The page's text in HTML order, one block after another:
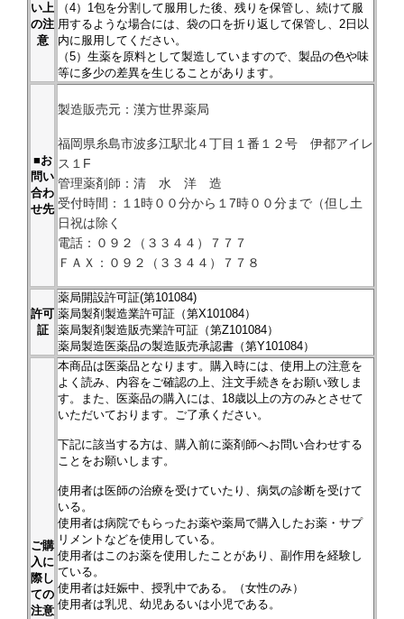
い上
の注
意
（4）1包を分割して服用した後、残りを保管し、続けて服
用するような場合には、袋の口を折り返して保管し、2日以
内に服用してください。
（5）生薬を原料として製造していますので、製品の色や味
等に多少の差異を生じることがあります。
■お
問い
合わ
せ先
製造販売元：漢方世界薬局
福岡県糸島市波多江駅北４丁目１番１２号 伊都アイレ
ス１F
管理薬剤師：清 水 洋 造
受付時間：１1時００分から１7時００分まで（但し土
日祝は除く
電話：０９２（３３４４）７７７
ＦＡＸ：０９２（３３４４）７７８
許可
証
薬局開設許可証(第101084)
薬局製剤製造業許可証（第X101084）
薬局製剤製造販売業許可証（第Z101084）
薬局製造医薬品の製造販売承認書（第Y101084）
ご購
入に
際し
ての
注意
本商品は医薬品となります。購入時には、使用上の注意を
よく読み、内容をご確認の上、注文手続きをお願い致しま
す。また、医薬品の購入には、18歳以上の方のみとさせて
いただいております。ご了承ください。
下記に該当する方は、購入前に薬剤師へお問い合わせする
ことをお願いします。
使用者は医師の治療を受けていたり、病気の診断を受けて
いる。
使用者は病院でもらったお薬や薬局で購入したお薬・サプ
リメントなどを使用している。
使用者はこのお薬を使用したことがあり、副作用を経験し
ている。
使用者は妊娠中、授乳中である。（女性のみ）
使用者は乳児、幼児あるいは小児である。